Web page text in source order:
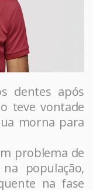
dentes após
teve vontade
morna para
problema de
população,
na fase